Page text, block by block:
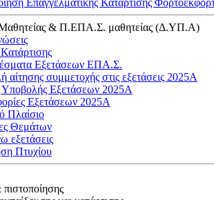
Επαγγελματικής Κατάρτισης
& Π.ΕΠΑ.Σ. μαθητείας (Δ.ΥΠ.Α)
Εξετάσεων ΕΠΑ.Σ.
αίτησης συμμετοχής στις εξετάσεις 2025Α
Εξετάσεων 2025A
Εξετάσεων 2025Α
Πλαίσιο
Θεμάτων
εξετάσεις
Πτυχίου